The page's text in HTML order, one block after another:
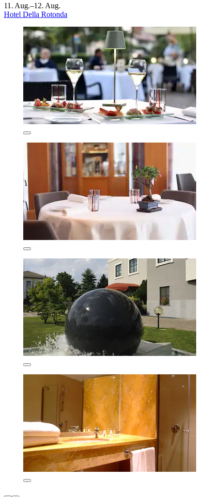
11. Aug.–12. Aug.
Hotel Della Rotonda